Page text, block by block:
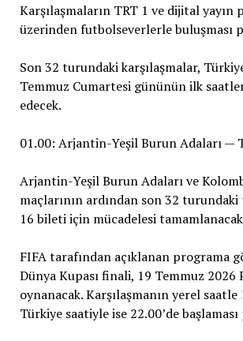
Karşılaşmaların TRT 1 ve dijital
üzerinden futbolseverlerle buluşması
Son 32 turundaki karşılaşmalar,
Temmuz Cumartesi gününün ilk
edecek.
01.00: Arjantin-Yeşil Burun Adaları —
Arjantin-Yeşil Burun Adaları ve
maçlarının ardından son 32 turundaki
16 bileti için mücadelesi
FIFA tarafından açıklanan programa
Dünya Kupası finali, 19 Temmuz 2026
oynanacak. Karşılaşmanın yerel saatle
Türkiye saatiyle ise 22.00’de